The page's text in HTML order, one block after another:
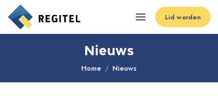
Lid worden
Nieuws
Home Nieuws